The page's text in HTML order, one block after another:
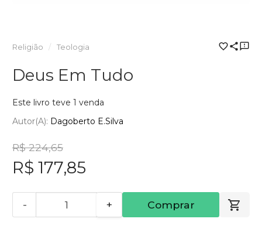
Religião Teologia
Deus Em Tudo
Este livro teve 1 venda
Autor(a): Dagoberto E.Silva
R$ 224,65
R$ 177,85
- + Comprar